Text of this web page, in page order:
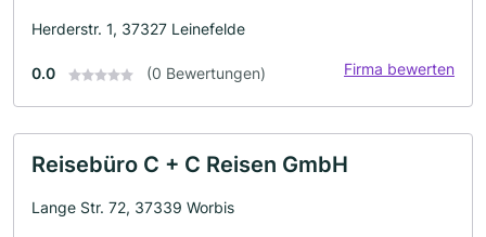
Herderstr. 1, 37327 Leinefelde
0.0 (0 Bewertungen) Firma bewerten
Reisebüro C + C Reisen GmbH
Lange Str. 72, 37339 Worbis